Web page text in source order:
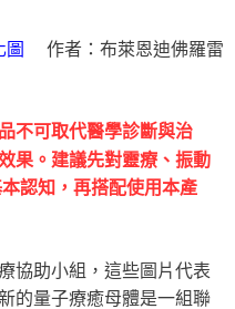
圖
作者：布萊恩迪佛羅雷
不可取代醫學診斷與治
果。建議先對靈療、振動
認知，再搭配使用本產
協助小組，這些圖片代表
的量子療癒母體是一組聯